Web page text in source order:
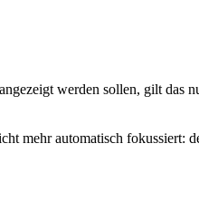
werden sollen, gilt
mehr automatisch fokussiert: